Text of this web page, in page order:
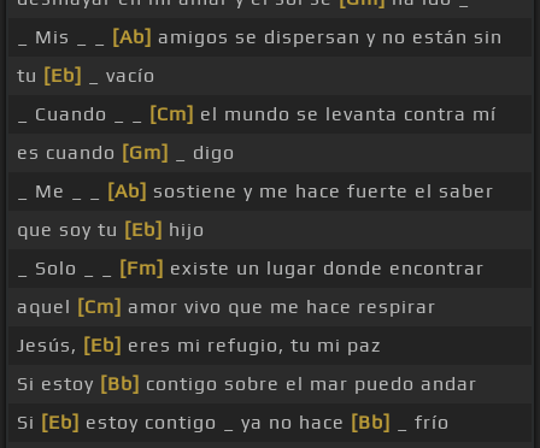
_ Mis _ _
[Ab] amigos se dispersan y no están sin
tu [Eb]
_ vacío
_ Cuando _ _
[Cm] el mundo se levanta contra mí
es cuando [Gm]
_ digo
_ Me _ _
[Ab] sostiene y me hace fuerte el saber
que soy tu [Eb] hijo
_ Solo _ _
[Fm] existe un lugar donde encontrar
aquel [Cm] amor vivo que me hace respirar
Jesús, [Eb] eres mi refugio, tu mi paz
Si estoy [Bb] contigo sobre el mar puedo andar
Si [Eb] estoy contigo _ ya no hace [Bb]
_ frío